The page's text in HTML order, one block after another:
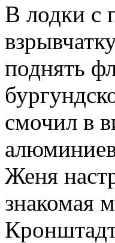
В лодки с
поднять
смочил в
Женя
знакомая